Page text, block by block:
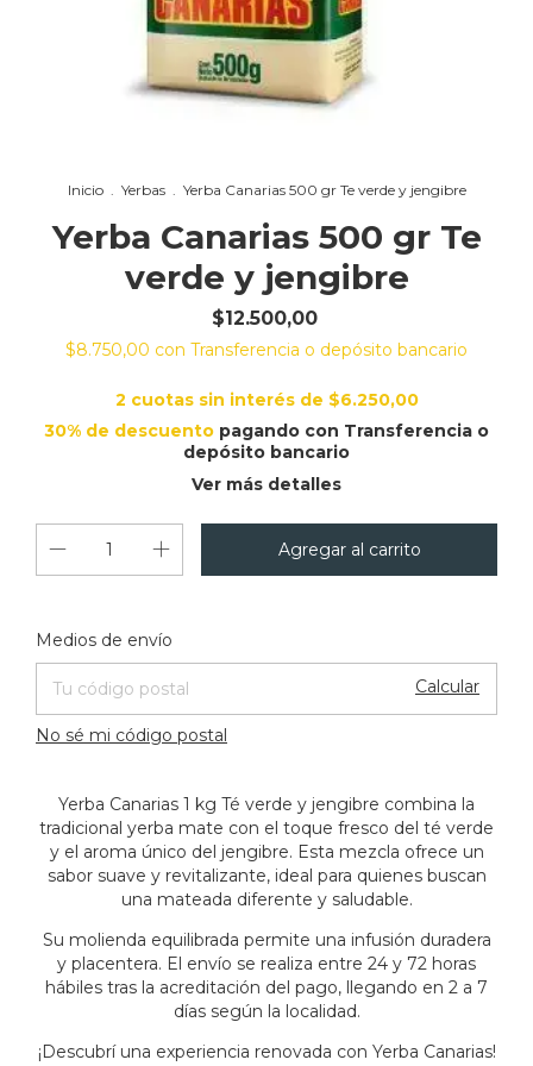
Inicio . Yerbas . Yerba Canarias 500 gr Te verde y jengibre
Yerba Canarias 500 gr Te
verde y jengibre
$12.500,00
$8.750,00 con Transferencia o depósito bancario
2 cuotas sin interés de $6.250,00
30% de descuento pagando con Transferencia o
depósito bancario
Ver más detalles
Entregas para el CP:
Medios de envío
Calcular
No sé mi código postal
Yerba Canarias 1 kg Té verde y jengibre combina la
tradicional yerba mate con el toque fresco del té verde
y el aroma único del jengibre. Esta mezcla ofrece un
sabor suave y revitalizante, ideal para quienes buscan
una mateada diferente y saludable.
Su molienda equilibrada permite una infusión duradera
y placentera. El envío se realiza entre 24 y 72 horas
hábiles tras la acreditación del pago, llegando en 2 a 7
días según la localidad.
¡Descubrí una experiencia renovada con Yerba Canarias!